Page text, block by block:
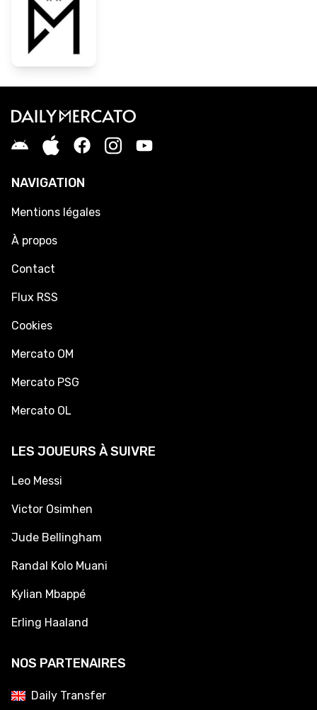
NAVIGATION
Mentions légales
À propos
Contact
Flux RSS
Cookies
Mercato OM
Mercato PSG
Mercato OL
LES JOUEURS À SUIVRE
Leo Messi
Victor Osimhen
Jude Bellingham
Randal Kolo Muani
Kylian Mbappé
Erling Haaland
NOS PARTENAIRES
Daily Transfer